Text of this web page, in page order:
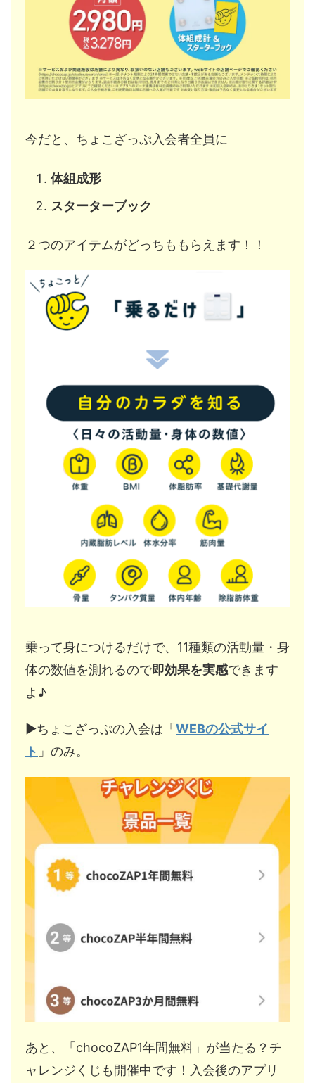
今だと、ちょこざっぷ入会者全員に
体組成形
スターターブック
２つのアイテムがどっちももらえます！！
乗って身につけるだけで、11種類の活動量・身
体の数値を測れるので即効果を実感できます
よ♪
▶︎ちょこざっぷの入会は「WEBの公式サイ
ト 」のみ。
あと、「chocoZAP1年間無料」が当たる？チ
ャレンジくじも開催中です！入会後のアプリ